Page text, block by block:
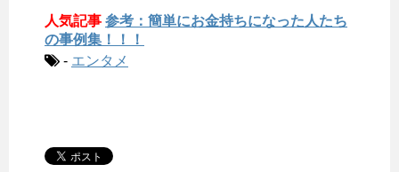
人気記事 参考：簡単にお金持ちになった人たち
の事例集！！！
- エンタメ